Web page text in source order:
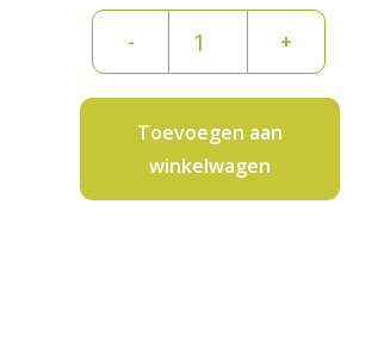
-
Rood
per
kilo
aantal
+
Toevoegen aan
winkelwagen